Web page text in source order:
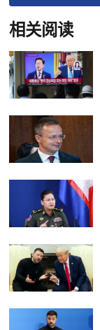
相关阅读